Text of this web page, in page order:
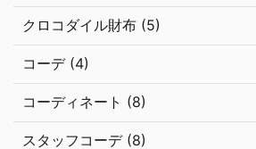
クロコダイル財布 (5)
コーデ (4)
コーディネート (8)
スタッフコーデ (8)